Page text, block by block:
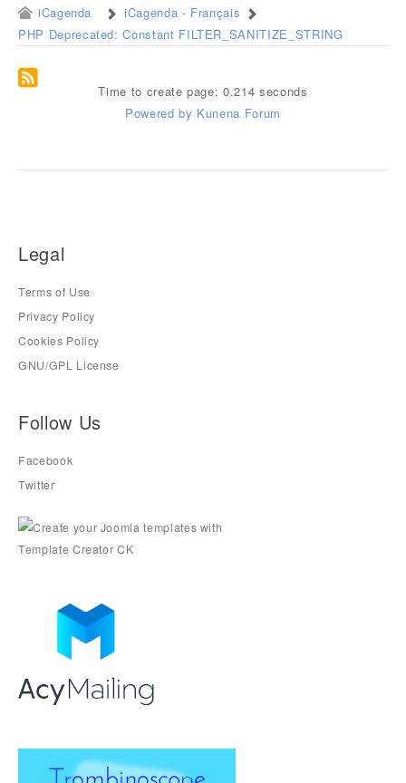
iCagenda
iCagenda - Français
PHP Deprecated: Constant FILTER_SANITIZE_STRING
Time to create page: 0.214 seconds
Powered by Kunena Forum
Legal
Terms of Use
Privacy Policy
Cookies Policy
GNU/GPL License
Follow Us
Facebook
Twitter